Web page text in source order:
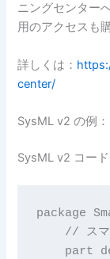
ニングセンター
用のアクセスも
詳しくは：
center/
SysML v2 の例
SysML v2 コー
package
// スマ
part